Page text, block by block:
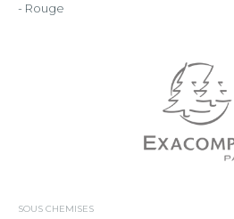
- Rouge
SOUS CHEMISES